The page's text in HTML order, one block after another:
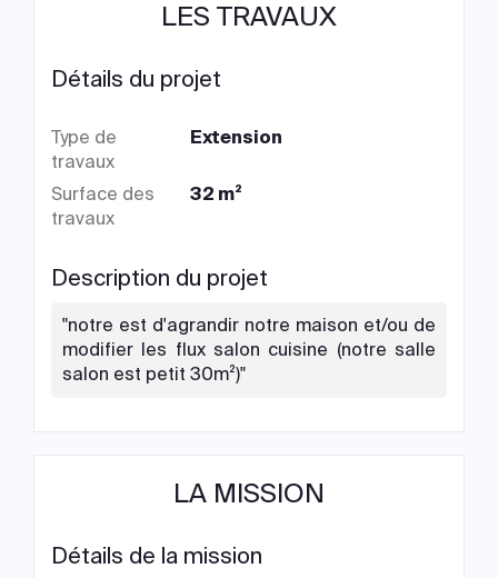
LES TRAVAUX
Détails du projet
Type de
travaux
Extension
Surface des
travaux
32 m²
Description du projet
"notre est d'agrandir notre maison et/ou de
modifier les flux salon cuisine (notre salle
salon est petit 30m²)"
LA MISSION
Détails de la mission